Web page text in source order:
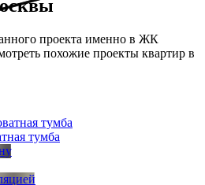
проекта именно в ЖК
похожие проекты квартир в
тумба